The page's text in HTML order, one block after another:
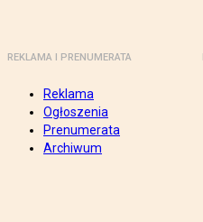
REKLAMA I PRENUMERATA
Reklama
Ogłoszenia
Prenumerata
Archiwum